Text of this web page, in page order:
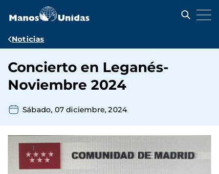
contenido
Ruta
navegación
Noticias
Concierto en Leganés-
Noviembre 2024
Sábado, 07 diciembre, 2024